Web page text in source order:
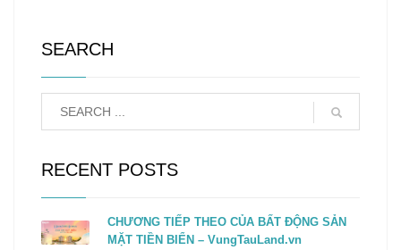
SEARCH
RECENT POSTS
CHƯƠNG TIẾP THEO CỦA BẤT ĐỘNG SẢN
MẶT TIỀN BIỂN – VungTauLand.vn